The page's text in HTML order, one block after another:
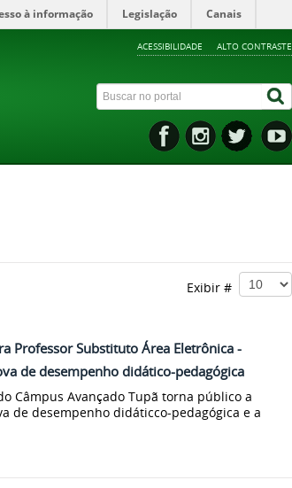
à informação Legislação Canais
ACESSIBILIDADE ALTO CONTRASTE
Exibir #
Professor Substituto Área Eletrônica -
de desempenho didático-pedagógica
Câmpus Avançado Tupã torna público a
de desempenho didáticco-pedagógica e a